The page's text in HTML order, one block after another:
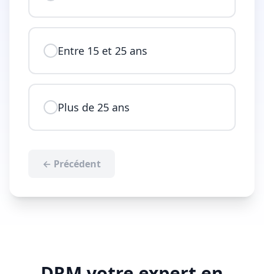
Entre 15 et 25 ans
Plus de 25 ans
← Précédent